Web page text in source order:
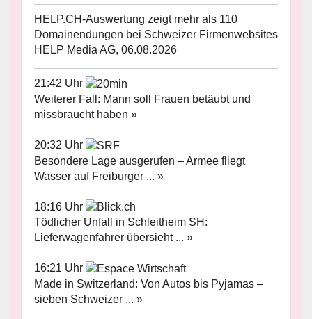
HELP.CH-Auswertung zeigt mehr als 110
Domainendungen bei Schweizer Firmenwebsites
HELP Media AG, 06.08.2026
21:42 Uhr
Weiterer Fall: Mann soll Frauen betäubt und
missbraucht haben »
20:32 Uhr
Besondere Lage ausgerufen – Armee fliegt
Wasser auf Freiburger ... »
18:16 Uhr
Tödlicher Unfall in Schleitheim SH:
Lieferwagenfahrer übersieht ... »
16:21 Uhr
Made in Switzerland: Von Autos bis Pyjamas –
sieben Schweizer ... »